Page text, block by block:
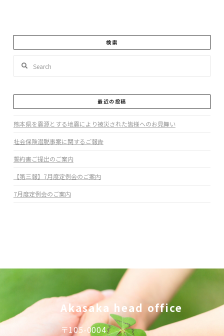
検索
最近の投稿
熊本県を震源とする地震により被災された皆様へのお見舞い
社会保険潜脱事案に関するご報告
誓約書ご提出のご案内
【第三報】7月度定例会のご案内
7月度定例会のご案内
Akasaka head office
〒105-0004